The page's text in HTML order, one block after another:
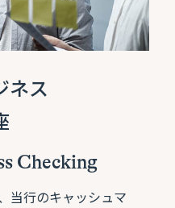
ネス
Checking
当行のキャッシュマ